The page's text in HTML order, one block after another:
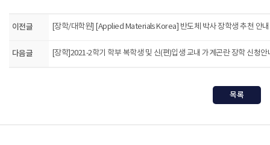
이전글 [장학/대학원] [Applied Materials Korea] 반도체 박사 장학생 추천 안내
다음글 [장학]2021-2학기 학부 복학생 및 신(편)입생 교내 가계곤란 장학 신청안
목록